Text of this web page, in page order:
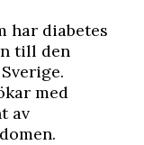
har diabetes
till den
med
av